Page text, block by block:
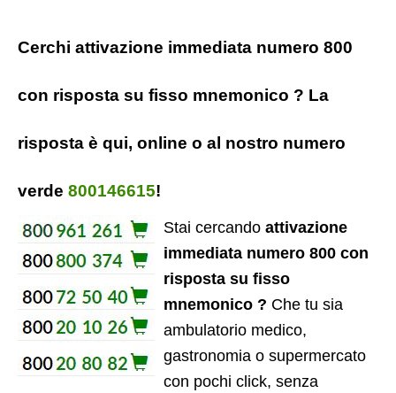
Cerchi attivazione immediata numero 800
con risposta su fisso mnemonico ? La
risposta è qui, online o al nostro numero
verde 800146615!
Stai cercando attivazione
immediata numero 800 con
risposta su fisso
mnemonico ? Che tu sia
ambulatorio medico,
gastronomia o supermercato
con pochi click, senza